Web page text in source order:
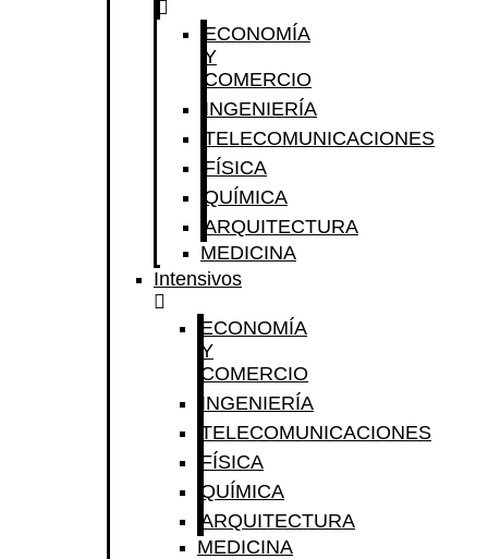
ECONOMÍA
Y
COMERCIO
INGENIERÍA
TELECOMUNICACIONES
FÍSICA
QUÍMICA
ARQUITECTURA
MEDICINA
Intensivos
ECONOMÍA
Y
COMERCIO
INGENIERÍA
TELECOMUNICACIONES
FÍSICA
QUÍMICA
ARQUITECTURA
MEDICINA